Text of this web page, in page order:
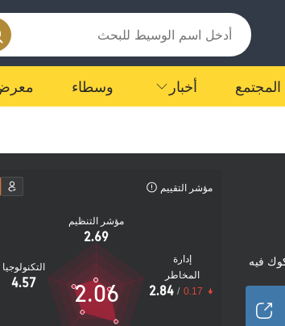
المجتمع أخبار وسطاء
فيه
مؤشر التقييم
مؤشر التنظيم
2.69
التكنولوجيا
4.57
إدارة
المخاطر
2.84 / 0.17
2.06